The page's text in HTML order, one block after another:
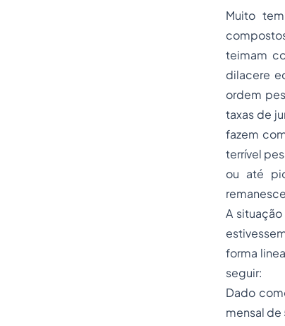
Muito
teimam
dilacere
ordem
taxas de
fazem
terrível
ou até
A
forma
seguir:
Dado
mensal